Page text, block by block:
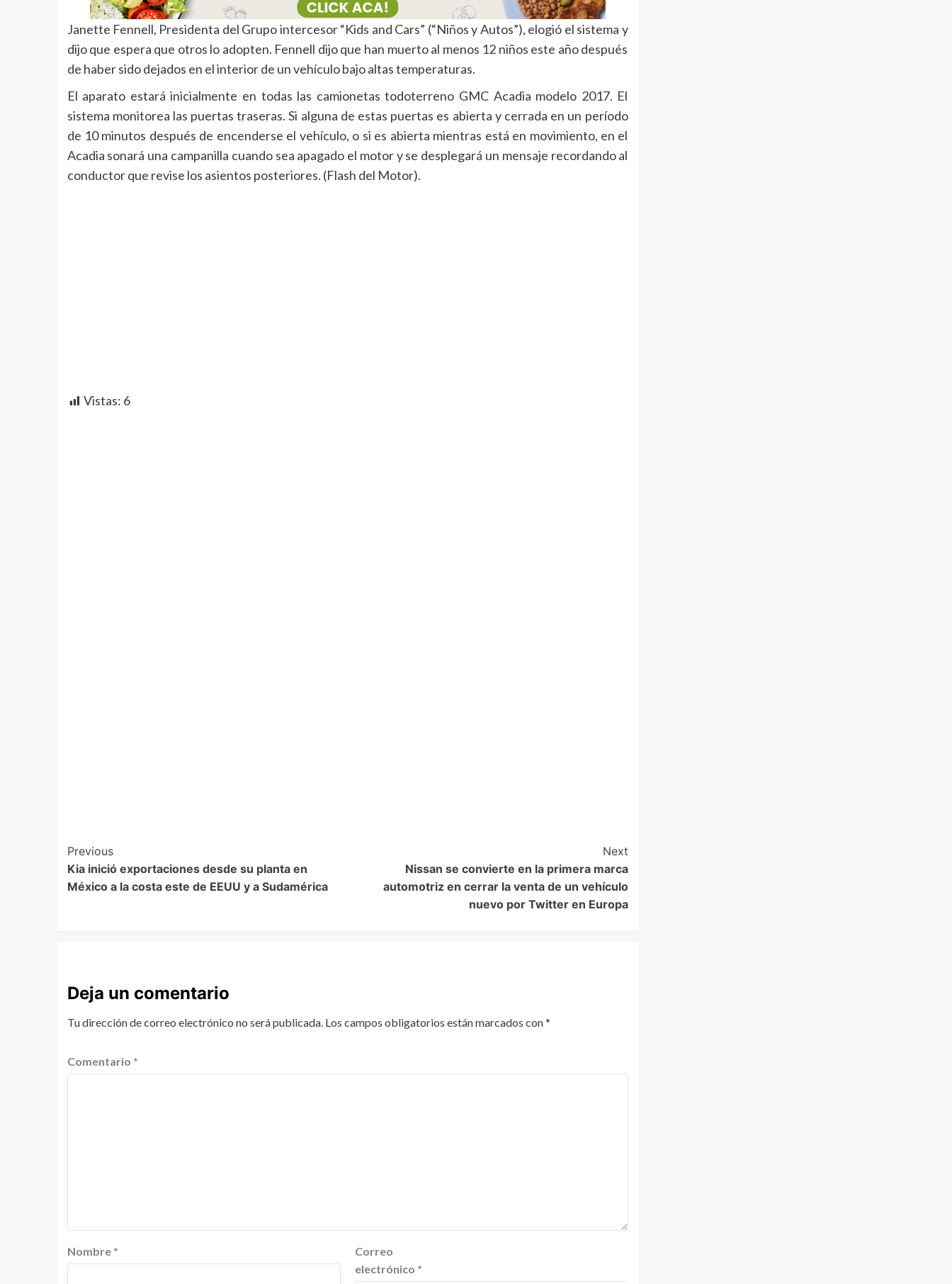
Janette Fennell, Presidenta del Grupo intercesor “Kids and Cars” (“Niños y Autos”), elogió el sistema y
dijo que espera que otros lo adopten. Fennell dijo que han muerto al menos 12 niños este año después
de haber sido dejados en el interior de un vehículo bajo altas temperaturas.
El aparato estará inicialmente en todas las camionetas todoterreno GMC Acadia modelo 2017. El
sistema monitorea las puertas traseras. Si alguna de estas puertas es abierta y cerrada en un período
de 10 minutos después de encenderse el vehículo, o si es abierta mientras está en movimiento, en el
Acadia sonará una campanilla cuando sea apagado el motor y se desplegará un mensaje recordando al
conductor que revise los asientos posteriores. (Flash del Motor).
Vistas: 6
Previous
Kia inició exportaciones desde su planta en
México a la costa este de EEUU y a Sudamérica
Next
Nissan se convierte en la primera marca
automotriz en cerrar la venta de un vehículo
nuevo por Twitter en Europa
Deja un comentario
Tu dirección de correo electrónico no será publicada. Los campos obligatorios están marcados con*
Comentario *
Nombre *
Correo
electrónico *